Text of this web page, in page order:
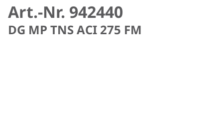
Art.-Nr. 942440
DG MP TNS ACI 275 FM